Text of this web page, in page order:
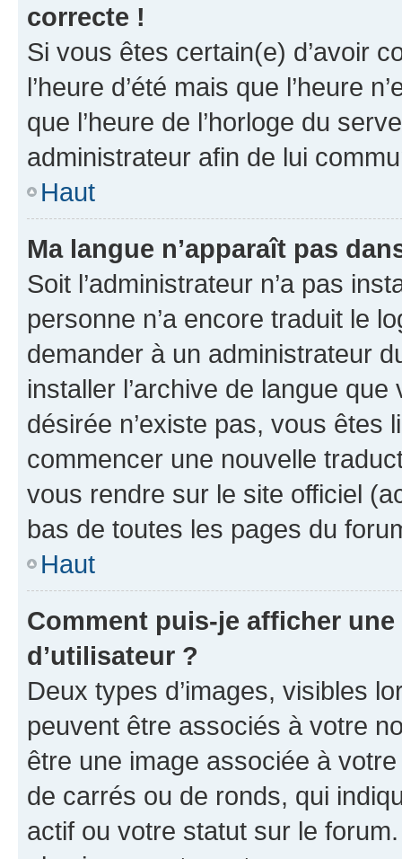
correcte !
Si vous êtes certain(e) d’avoir
l’heure d’été mais que l’heure
que l’heure de l’horloge du
administrateur afin de lui
Haut
Ma langue n’apparaît pas
Soit l’administrateur n’a pas
personne n’a encore traduit le
demander à un administrateur
installer l’archive de langue
désirée n’existe pas, vous êtes
commencer une nouvelle
vous rendre sur le site officiel
bas de toutes les pages du
Haut
Comment puis-je afficher
d’utilisateur ?
Deux types d’images, visibles
peuvent être associés à votre
être une image associée à
de carrés ou de ronds, qui
actif ou votre statut sur le